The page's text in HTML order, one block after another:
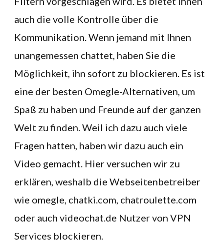
auch die volle Kontrolle über die
Kommunikation. Wenn jemand mit Ihnen
unangemessen chattet, haben Sie die
Möglichkeit, ihn sofort zu blockieren. Es ist
eine der besten Omegle-Alternativen, um
Spaß zu haben und Freunde auf der ganzen
Welt zu finden. Weil ich dazu auch viele
Fragen hatten, haben wir dazu auch ein
Video gemacht. Hier versuchen wir zu
erklären, weshalb die Webseitenbetreiber
wie omegle, chatki.com, chatroulette.com
oder auch videochat.de Nutzer von VPN
Services blockieren.